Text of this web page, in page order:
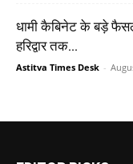
धामी कैबिनेट के बड़े
हरिद्वार तक...
Astitva Times Desk -